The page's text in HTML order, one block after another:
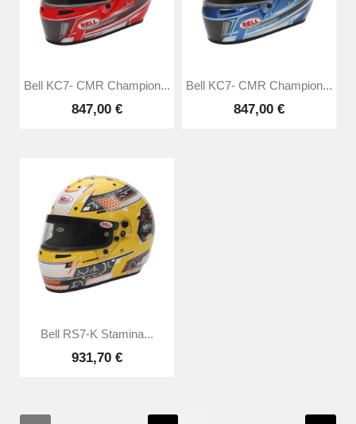
Bell KC7- CMR Champion...
847,00 €
Bell KC7- CMR Champion...
847,00 €
Bell RS7-K Stamina...
931,70 €